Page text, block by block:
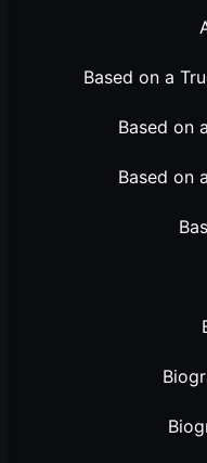
Based on a
Based on
Based on